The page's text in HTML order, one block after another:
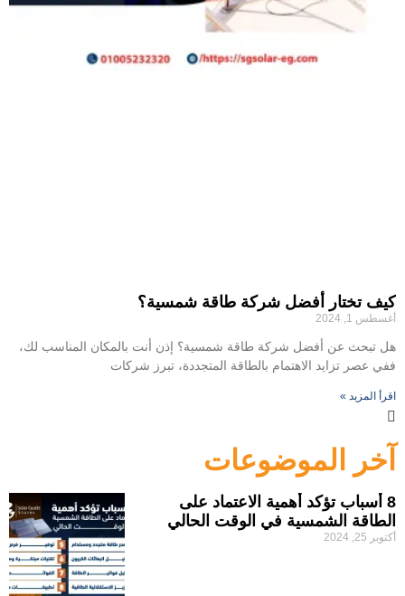
كيف تختار أفضل شركة طاقة شمسية؟
أغسطس 1, 2024
هل تبحث عن أفضل شركة طاقة شمسية؟ إذن أنت بالمكان المناسب لك،
ففي عصر تزايد الاهتمام بالطاقة المتجددة، تبرز شركات
اقرأ المزيد »
آخر الموضوعات
8 أسباب تؤكد أهمية الاعتماد على
الطاقة الشمسية في الوقت الحالي
أكتوبر 25, 2024